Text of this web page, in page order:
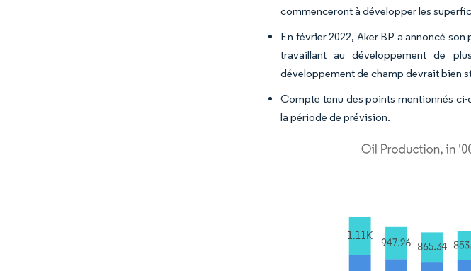
commenceront à développer les
En février 2022, Aker BP a annoncé
travaillant au développement de
développement de champ devrait bien
Compte tenu des points mentionnés
la période de prévision.